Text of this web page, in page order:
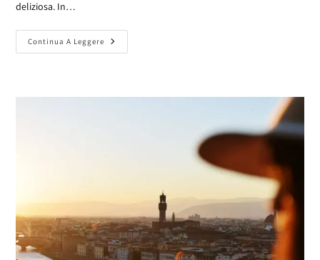
deliziosa. In…
Continua A Leggere